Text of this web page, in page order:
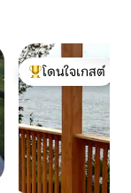
โดนใจเกสต์ที่สุด
โดนใจเกสต์